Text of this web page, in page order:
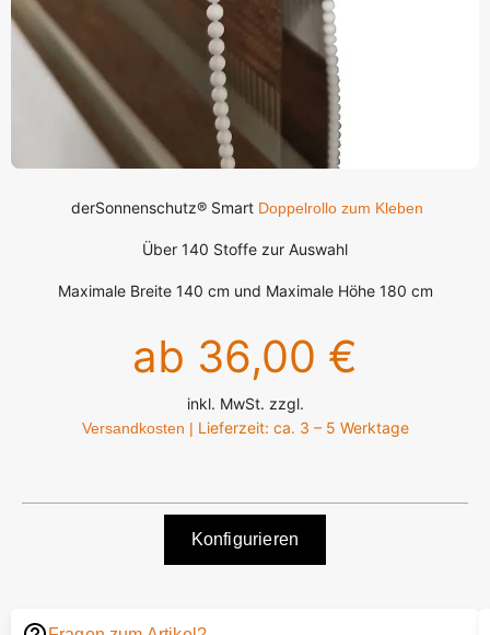
derSonnenschutz® Smart Doppelrollo zum Kleben
Über 140 Stoffe zur Auswahl
Maximale Breite 140 cm und Maximale Höhe 180 cm
ab 36,00 €
inkl. MwSt. zzgl.
Versandkosten | Lieferzeit: ca. 3 – 5 Werktage
Konfigurieren